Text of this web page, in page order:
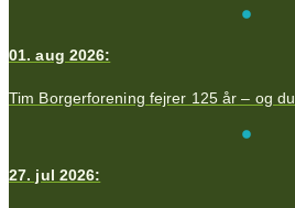
01. aug 2026:
Tim Borgerforening fejrer 125 år – og
27. jul 2026: